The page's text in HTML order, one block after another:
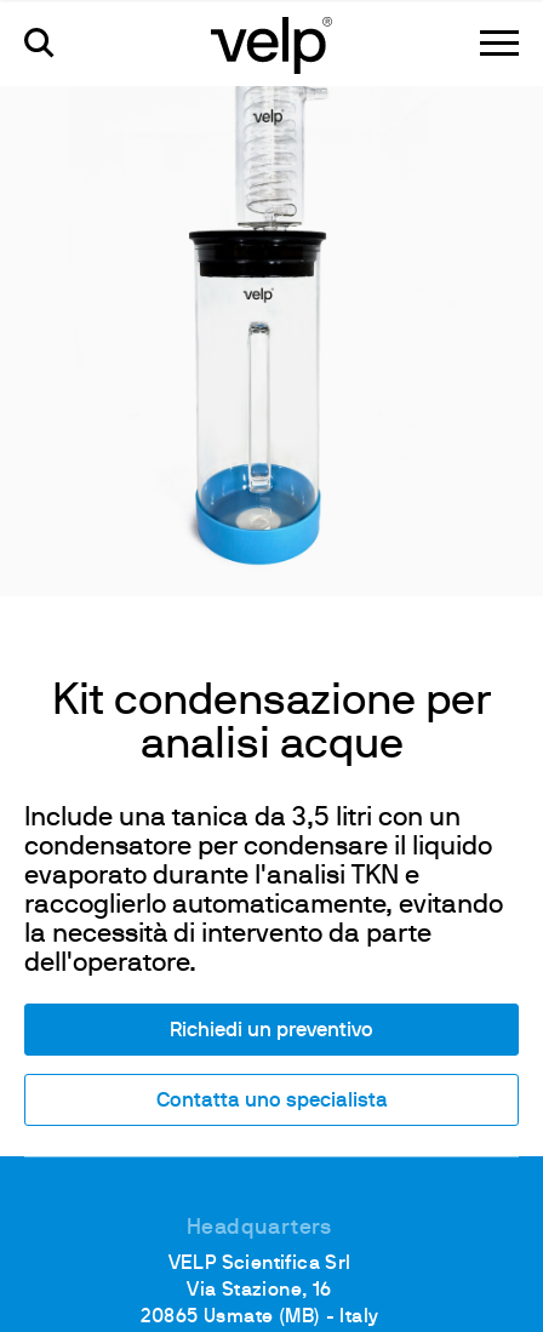
Kit condensazione per
analisi acque
Include una tanica da 3,5 litri con un
condensatore per condensare il liquido
evaporato durante l'analisi TKN e
raccoglierlo automaticamente, evitando
la necessità di intervento da parte
dell'operatore.
Richiedi un preventivo
Contatta uno specialista
Headquarters
VELP Scientifica Srl
Via Stazione, 16
20865 Usmate (MB) - Italy